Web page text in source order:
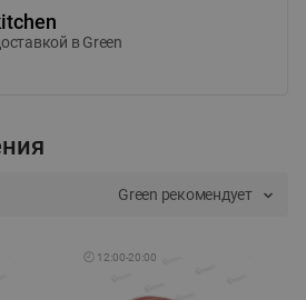
в Green
Green рекомендует
🕘 12:00-20:00